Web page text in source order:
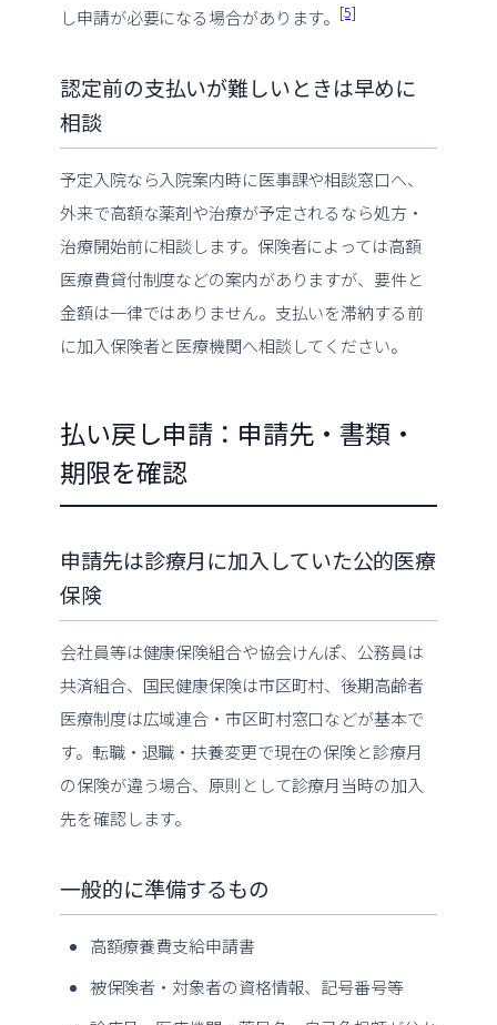
し申請が必要になる場合があります。 [5]
認定前の支払いが難しいときは早めに
相談
予定入院なら入院案内時に医事課や相談窓口へ、
外来で高額な薬剤や治療が予定されるなら処方・
治療開始前に相談します。保険者によっては高額
医療費貸付制度などの案内がありますが、要件と
金額は一律ではありません。支払いを滞納する前
に加入保険者と医療機関へ相談してください。
払い戻し申請：申請先・書類・
期限を確認
申請先は診療月に加入していた公的医療
保険
会社員等は健康保険組合や協会けんぽ、公務員は
共済組合、国民健康保険は市区町村、後期高齢者
医療制度は広域連合・市区町村窓口などが基本で
す。転職・退職・扶養変更で現在の保険と診療月
の保険が違う場合、原則として診療月当時の加入
先を確認します。
一般的に準備するもの
高額療養費支給申請書
被保険者・対象者の資格情報、記号番号等